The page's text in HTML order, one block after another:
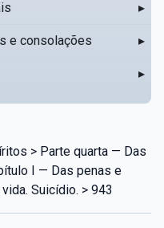
▸
e consolações ▸
▸
> Parte quarta — Das
I — Das penas e
Suicídio. > 943